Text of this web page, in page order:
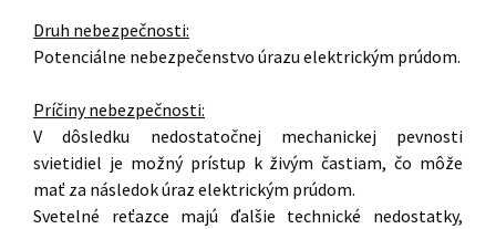
Druh nebezpečnosti:
Potenciálne nebezpečenstvo úrazu elektrickým prúdom.
Príčiny nebezpečnosti:
V dôsledku nedostatočnej mechanickej pevnosti
svietidiel je možný prístup k živým častiam, čo môže
mať za následok úraz elektrickým prúdom.
Svetelné reťazce majú ďalšie technické nedostatky,